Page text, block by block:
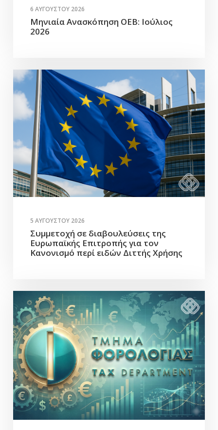
6 ΑΥΓΟΎΣΤΟΥ 2026
Μηνιαία Ανασκόπηση ΟΕΒ: Ιούλιος
2026
5 ΑΥΓΟΎΣΤΟΥ 2026
Συμμετοχή σε διαβουλεύσεις της
Ευρωπαϊκής Επιτροπής για τον
Κανονισμό περί ειδών Διττής Χρήσης